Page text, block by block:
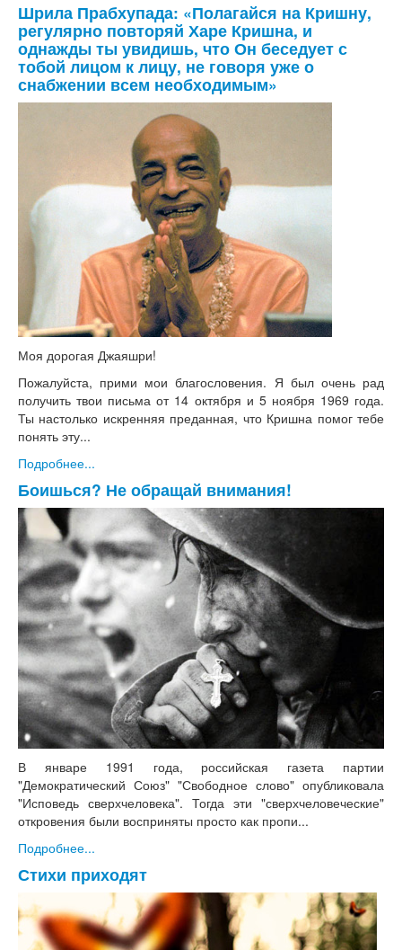
Шрила Прабхупада: «Полагайся на Кришну,
регулярно повторяй Харе Кришна, и
однажды ты увидишь, что Он беседует с
тобой лицом к лицу, не говоря уже о
снабжении всем необходимым»
Моя дорогая Джаяшри!
Пожалуйста, прими мои благословения. Я был очень рад
получить твои письма от 14 октября и 5 ноября 1969 года.
Ты настолько искренняя преданная, что Кришна помог тебе
понять эту...
Подробнее...
Боишься? Не обращай внимания!
В январе 1991 года, российская газета партии
"Демократический Союз" "Свободное слово" опубликовала
"Исповедь сверхчеловека". Тогда эти "сверхчеловеческие"
откровения были восприняты просто как пропи...
Подробнее...
Стихи приходят